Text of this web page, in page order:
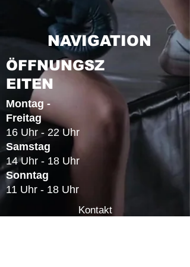
NAVIGATION
ÖFFNUNGSZ
EITEN
Montag -
Freitag
16 Uhr - 22 Uhr
Samstag
14 Uhr - 18 Uhr
Sonntag
11 Uhr - 18 Uhr
Kontakt